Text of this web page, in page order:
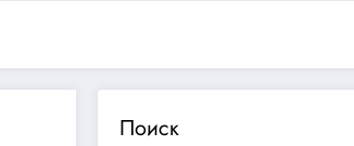
Поиск